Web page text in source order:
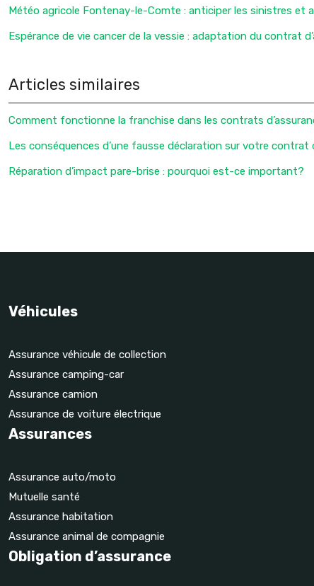
Météo agricole Fontenay-le-Comte : anticiper les sinistres et
Espérance de vie cancer de la vessie : adaptation du contrat
Articles similaires
Comment fonctionne la franchise dans les contrats
Les conséquences d’une fausse déclaration sur votre contrat
Réparation d’impact pare-brise : pourquoi est-ce important?
Véhicules
Assurance véhicule de collection
Assurance camping-car
Assurance camion
Assurance de voiture électrique
Assurances
Assurance auto/moto
Mutuelle santé
Assurance habitation
Assurance animal de compagnie
Obligation d’assurance